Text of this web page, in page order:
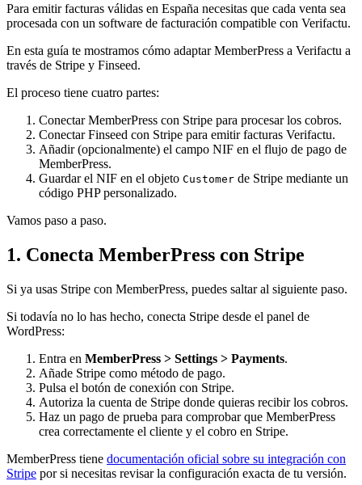
Para emitir facturas válidas en España necesitas que cada venta sea
procesada con un software de facturación compatible con Verifactu.
En esta guía te mostramos cómo adaptar MemberPress a Verifactu a
través de Stripe y Finseed.
El proceso tiene cuatro partes:
Conectar MemberPress con Stripe para procesar los cobros.
Conectar Finseed con Stripe para emitir facturas Verifactu.
Añadir (opcionalmente) el campo NIF en el flujo de pago de
MemberPress.
Guardar el NIF en el objeto Customer de Stripe mediante un
código PHP personalizado.
Vamos paso a paso.
1. Conecta MemberPress con Stripe
Si ya usas Stripe con MemberPress, puedes saltar al siguiente paso.
Si todavía no lo has hecho, conecta Stripe desde el panel de
WordPress:
Entra en MemberPress > Settings > Payments.
Añade Stripe como método de pago.
Pulsa el botón de conexión con Stripe.
Autoriza la cuenta de Stripe donde quieras recibir los cobros.
Haz un pago de prueba para comprobar que MemberPress
crea correctamente el cliente y el cobro en Stripe.
MemberPress tiene documentación oficial sobre su integración con
Stripe por si necesitas revisar la configuración exacta de tu versión.